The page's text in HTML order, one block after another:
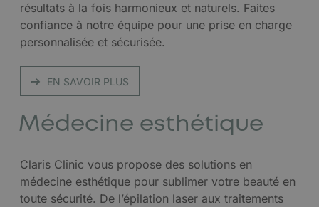
résultats à la fois harmonieux et naturels. Faites
confiance à notre équipe pour une prise en charge
personnalisée et sécurisée.
EN SAVOIR PLUS
Médecine esthétique
Claris Clinic vous propose des solutions en
médecine esthétique pour sublimer votre beauté en
toute sécurité. De l’épilation laser aux traitements